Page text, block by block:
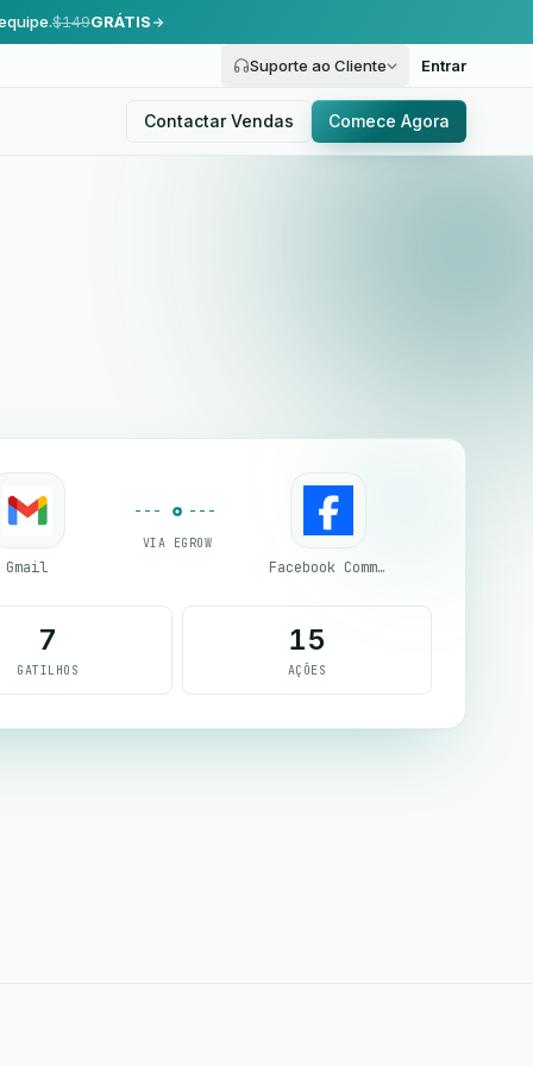
$149GRÁTIS
Suporte ao Cliente Entrar
Contactar Vendas Comece Agora
Gmail
VIA EGROW
Facebook Comments
7
GATILHOS
15
AÇÕES